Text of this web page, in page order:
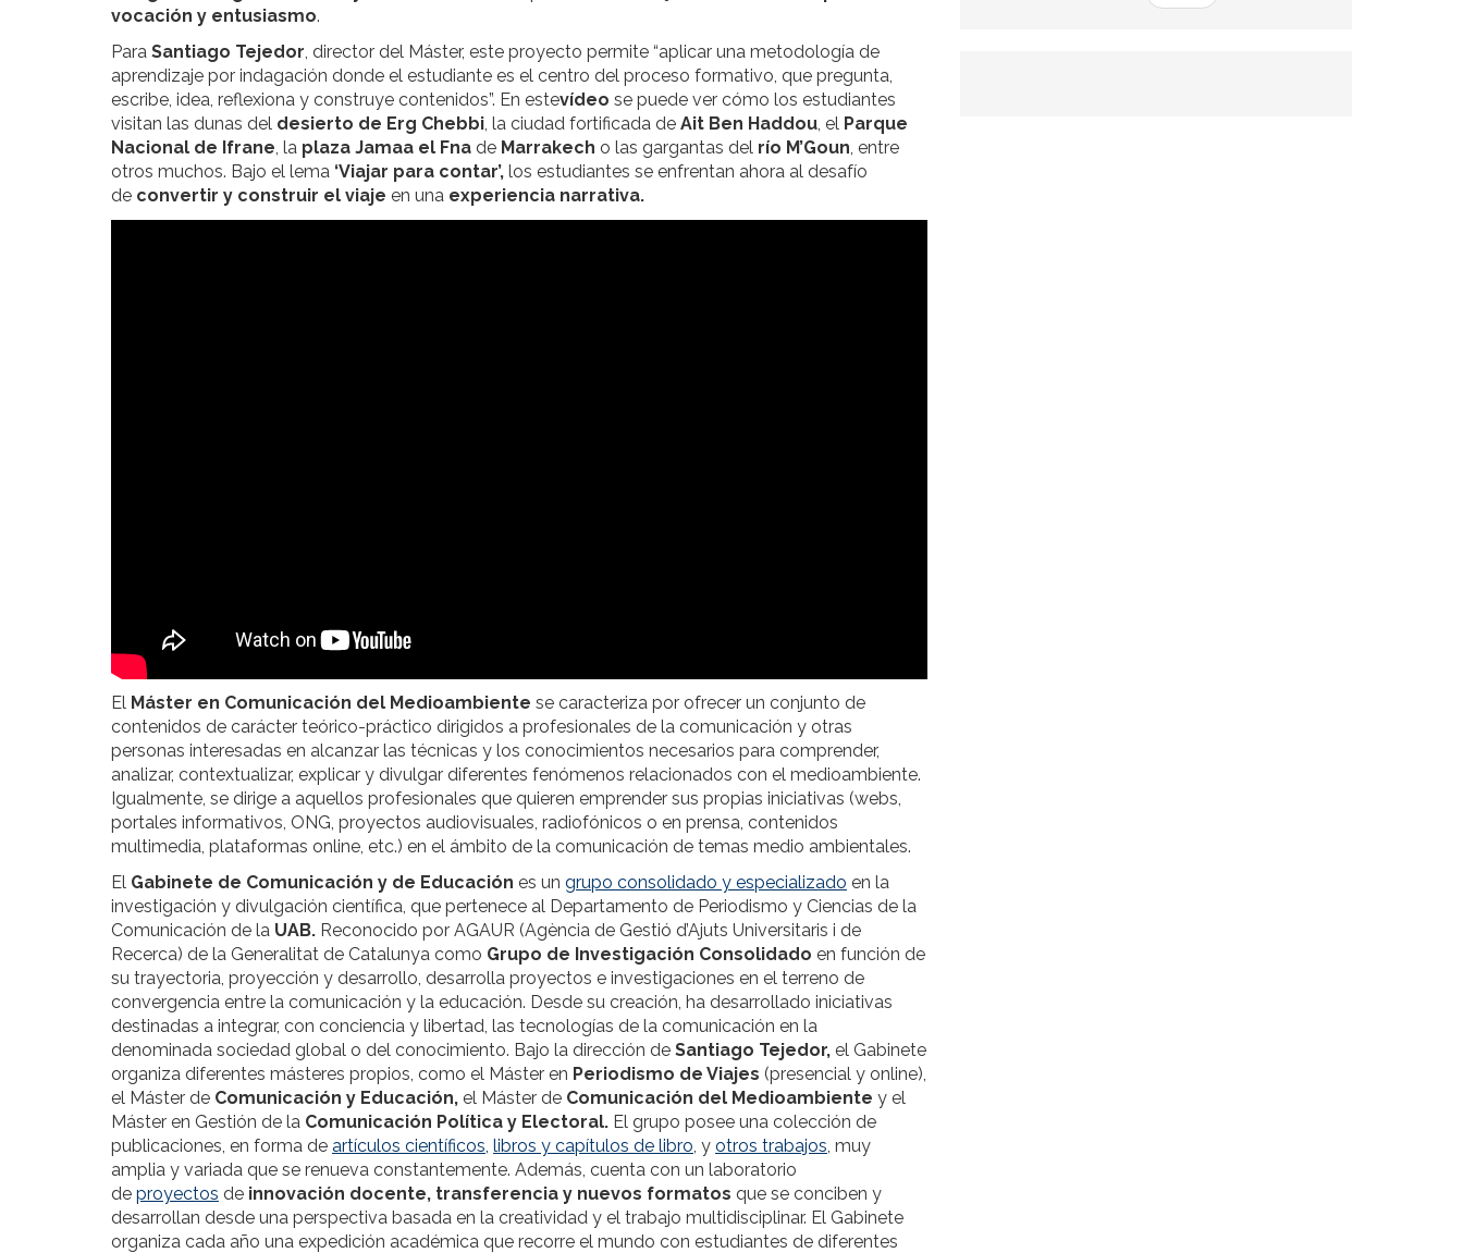
vocación y entusiasmo.
Para Santiago Tejedor, director del Máster, este proyecto permite “aplicar una metodología de
aprendizaje por indagación donde el estudiante es el centro del proceso formativo, que pregunta,
escribe, idea, reflexiona y construye contenidos”. En estevídeo se puede ver cómo los estudiantes
visitan las dunas del desierto de Erg Chebbi, la ciudad fortificada de Ait Ben Haddou, el Parque
Nacional de Ifrane, la plaza Jamaa el Fna de Marrakech o las gargantas del río M’Goun, entre
otros muchos. Bajo el lema ‘Viajar para contar’, los estudiantes se enfrentan ahora al desafío
de convertir y construir el viaje en una experiencia narrativa.
El Máster en Comunicación del Medioambiente se caracteriza por ofrecer un conjunto de
contenidos de carácter teórico-práctico dirigidos a profesionales de la comunicación y otras
personas interesadas en alcanzar las técnicas y los conocimientos necesarios para comprender,
analizar, contextualizar, explicar y divulgar diferentes fenómenos relacionados con el medioambiente.
Igualmente, se dirige a aquellos profesionales que quieren emprender sus propias iniciativas (webs,
portales informativos, ONG, proyectos audiovisuales, radiofónicos o en prensa, contenidos
multimedia, plataformas online, etc.) en el ámbito de la comunicación de temas medio ambientales.
El Gabinete de Comunicación y de Educación es un grupo consolidado y especializado en la
investigación y divulgación científica, que pertenece al Departamento de Periodismo y Ciencias de la
Comunicación de la UAB. Reconocido por AGAUR (Agència de Gestió d’Ajuts Universitaris i de
Recerca) de la Generalitat de Catalunya como Grupo de Investigación Consolidado en función de
su trayectoria, proyección y desarrollo, desarrolla proyectos e investigaciones en el terreno de
convergencia entre la comunicación y la educación. Desde su creación, ha desarrollado iniciativas
destinadas a integrar, con conciencia y libertad, las tecnologías de la comunicación en la
denominada sociedad global o del conocimiento. Bajo la dirección de Santiago Tejedor, el Gabinete
organiza diferentes másteres propios, como el Máster en Periodismo de Viajes (presencial y online),
el Máster de Comunicación y Educación, el Máster de Comunicación del Medioambiente y el
Máster en Gestión de la Comunicación Política y Electoral. El grupo posee una colección de
publicaciones, en forma de artículos científicos, libros y capítulos de libro, y otros trabajos, muy
amplia y variada que se renueva constantemente. Además, cuenta con un laboratorio
de proyectos de innovación docente, transferencia y nuevos formatos que se conciben y
desarrollan desde una perspectiva basada en la creatividad y el trabajo multidisciplinar. El Gabinete
organiza cada año una expedición académica que recorre el mundo con estudiantes de diferentes